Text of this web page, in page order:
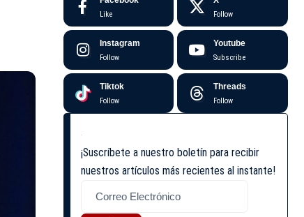
Like Follow
Instagram
Follow
Youtube
Subscribe
Tiktok
Follow
Threads
Follow
¡Suscríbete a nuestro boletín para recibir
nuestros artículos más recientes al instante!